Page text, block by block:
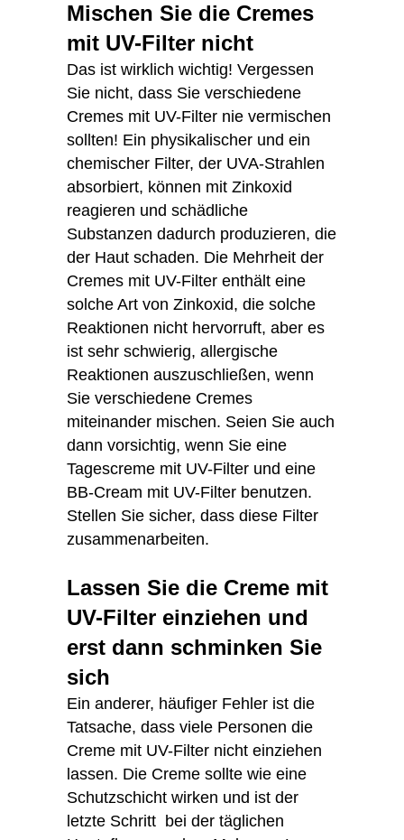
Mischen Sie die Cremes
mit UV-Filter nicht
Das ist wirklich wichtig! Vergessen
Sie nicht, dass Sie verschiedene
Cremes mit UV-Filter nie vermischen
sollten! Ein physikalischer und ein
chemischer Filter, der UVA-Strahlen
absorbiert, können mit Zinkoxid
reagieren und schädliche
Substanzen dadurch produzieren, die
der Haut schaden. Die Mehrheit der
Cremes mit UV-Filter enthält eine
solche Art von Zinkoxid, die solche
Reaktionen nicht hervorruft, aber es
ist sehr schwierig, allergische
Reaktionen auszuschließen, wenn
Sie verschiedene Cremes
miteinander mischen. Seien Sie auch
dann vorsichtig, wenn Sie eine
Tagescreme mit UV-Filter und eine
BB-Cream mit UV-Filter benutzen.
Stellen Sie sicher, dass diese Filter
zusammenarbeiten.
Lassen Sie die Creme mit
UV-Filter einziehen und
erst dann schminken Sie
sich
Ein anderer, häufiger Fehler ist die
Tatsache, dass viele Personen die
Creme mit UV-Filter nicht einziehen
lassen. Die Creme sollte wie eine
Schutzschicht wirken und ist der
letzte Schritt bei der täglichen